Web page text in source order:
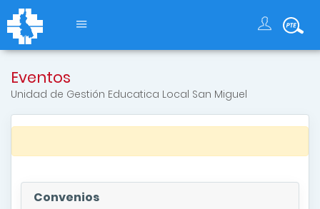
Eventos
Unidad de Gestión Educatica Local San Miguel
Convenios